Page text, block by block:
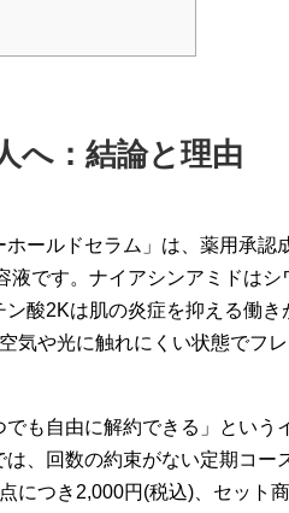
へ：結論と理由
ールドセラム」は、薬用承認
液です。ナイアシンアミドは
酸2Kは肌の炎症を抑える働き
気や光に触れにくい状態でフ
も自由に解約できる」という
、回数の約束がない定期コー
につき2,000円(税込)、セット